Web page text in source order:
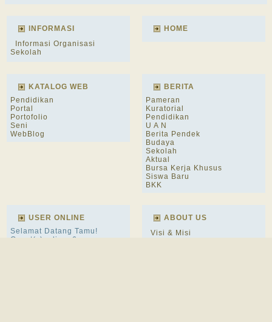
INFORMASI
Informasi Organisasi
Sekolah
HOME
KATALOG WEB
Pendidikan
Portal
Portofolio
Seni
WebBlog
BERITA
Pameran
Kuratorial
Pendidikan
U A N
Berita Pendek
Budaya
Sekolah
Aktual
Bursa Kerja Khusus
Siswa Baru
BKK
USER ONLINE
Selamat Datang Tamu!
Guest(s)online: 6
ABOUT US
Visi & Misi